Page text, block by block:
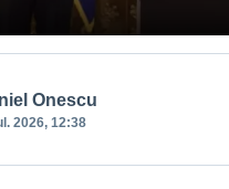
Onescu
2026, 12:38